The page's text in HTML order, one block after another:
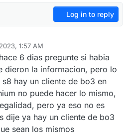
Log in to reply
1:57 AM
6 dias pregunte si habia
dieron la informacion, pero lo
hay un cliente de bo3 en
no puede hacer lo mismo,
pero ya eso no es
dije ya hay un cliente de bo3
sean los mismos